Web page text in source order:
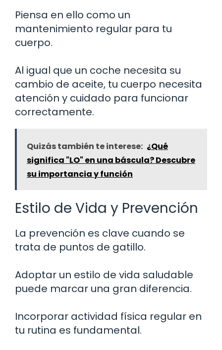
Piensa en ello como un
mantenimiento regular para tu
cuerpo.
Al igual que un coche necesita su
cambio de aceite, tu cuerpo necesita
atención y cuidado para funcionar
correctamente.
Quizás también te interese: ¿Qué
significa "LO" en una báscula? Descubre
su importancia y función
Estilo de Vida y Prevención
La prevención es clave cuando se
trata de puntos de gatillo.
Adoptar un estilo de vida saludable
puede marcar una gran diferencia.
Incorporar actividad física regular en
tu rutina es fundamental.